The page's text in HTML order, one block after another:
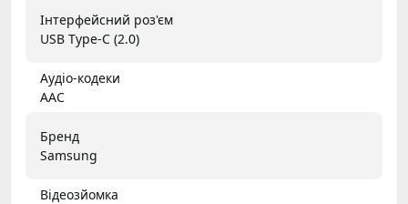
Інтерфейсний роз'єм
USB Type-C (2.0)
Аудіо-кодеки
AAC
Бренд
Samsung
Відеозйомка